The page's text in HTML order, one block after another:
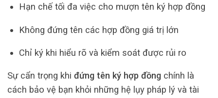
Hạn chế tối đa việc cho mượn tên ký hợp đồng
Không đứng tên các hợp đồng giá trị lớn
Chỉ ký khi hiểu rõ và kiểm soát được rủi ro
Sự cẩn trọng khi đứng tên ký hợp đồng chính là
cách bảo vệ bạn khỏi những hệ lụy pháp lý và tài